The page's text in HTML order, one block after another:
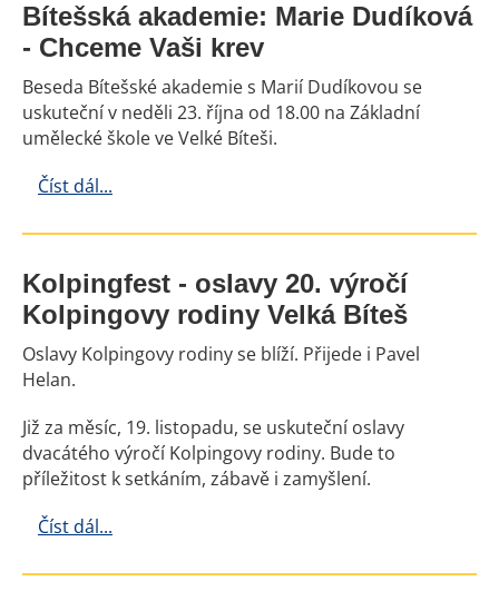
Bítešská akademie: Marie Dudíková
- Chceme Vaši krev
Beseda Bítešské akademie s Marií Dudíkovou se
uskuteční v neděli 23. října od 18.00 na Základní
umělecké škole ve Velké Bíteši.
Číst dál...
Kolpingfest - oslavy 20. výročí
Kolpingovy rodiny Velká Bíteš
Oslavy Kolpingovy rodiny se blíží. Přijede i Pavel
Helan.
Již za měsíc, 19. listopadu, se uskuteční oslavy
dvacátého výročí Kolpingovy rodiny. Bude to
příležitost k setkáním, zábavě i zamyšlení.
Číst dál...